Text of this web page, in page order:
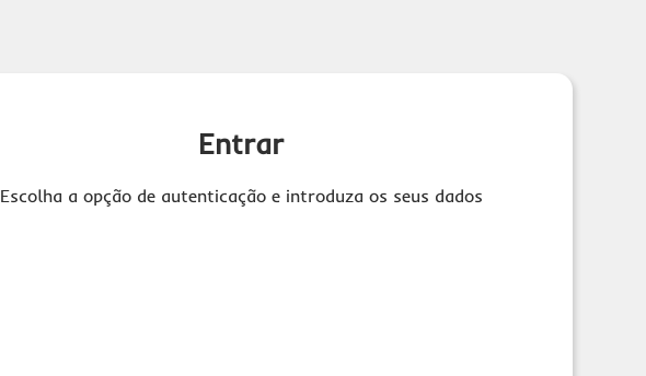
Entrar
Escolha a opção de autenticação e introduza os seus dados